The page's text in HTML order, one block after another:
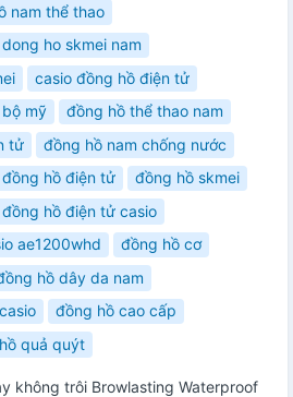
nam thể thao
dong ho skmei nam
casio đồng hồ điện tử
mỹ
đồng hồ thể thao nam
tử
đồng hồ nam chống nước
đồng hồ điện tử
đồng hồ skmei
đồng hồ điện tử casio
ae1200whd
đồng hồ cơ
hồ dây da nam
casio
đồng hồ cao cấp
quả quýt
không trôi Browlasting Waterproof